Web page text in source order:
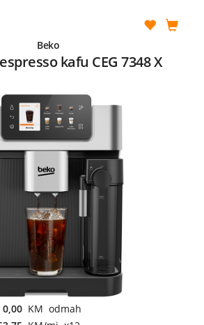
Beko
kafu CEG 7348 X
0,00 KM odmah